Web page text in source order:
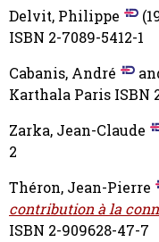
Delvit, Philippe
ISBN 2-7089-5412-1
Cabanis, André
Karthala Paris ISBN
Zarka, Jean-Claude
2
Théron, Jean-Pierre
contribution à la
ISBN 2-909628-47-7